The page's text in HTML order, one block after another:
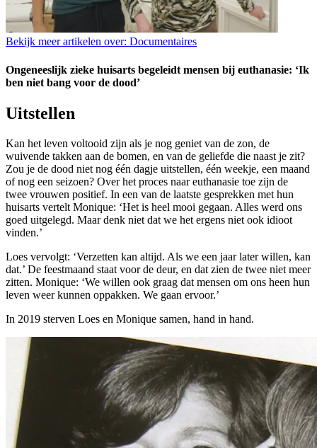
Bekijk meer artikelen over: Documentaires
Ongeneeslijk zieke huisarts begeleidt mensen bij euthanasie: ‘Ik
ben niet bang voor de dood’
Uitstellen
Kan het leven voltooid zijn als je nog geniet van de zon, de
wuivende takken aan de bomen, en van de geliefde die naast je zit?
Zou je de dood niet nog één dagje uitstellen, één weekje, een maand
of nog een seizoen? Over het proces naar euthanasie toe zijn de
twee vrouwen positief. In een van de laatste gesprekken met hun
huisarts vertelt Monique: ‘Het is heel mooi gegaan. Alles werd ons
goed uitgelegd. Maar denk niet dat we het ergens niet ook idioot
vinden.’
Loes vervolgt: ‘Verzetten kan altijd. Als we een jaar later willen, kan
dat.’ De feestmaand staat voor de deur, en dat zien de twee niet meer
zitten. Monique: ‘We willen ook graag dat mensen om ons heen hun
leven weer kunnen oppakken. We gaan ervoor.’
In 2019 sterven Loes en Monique samen, hand in hand.